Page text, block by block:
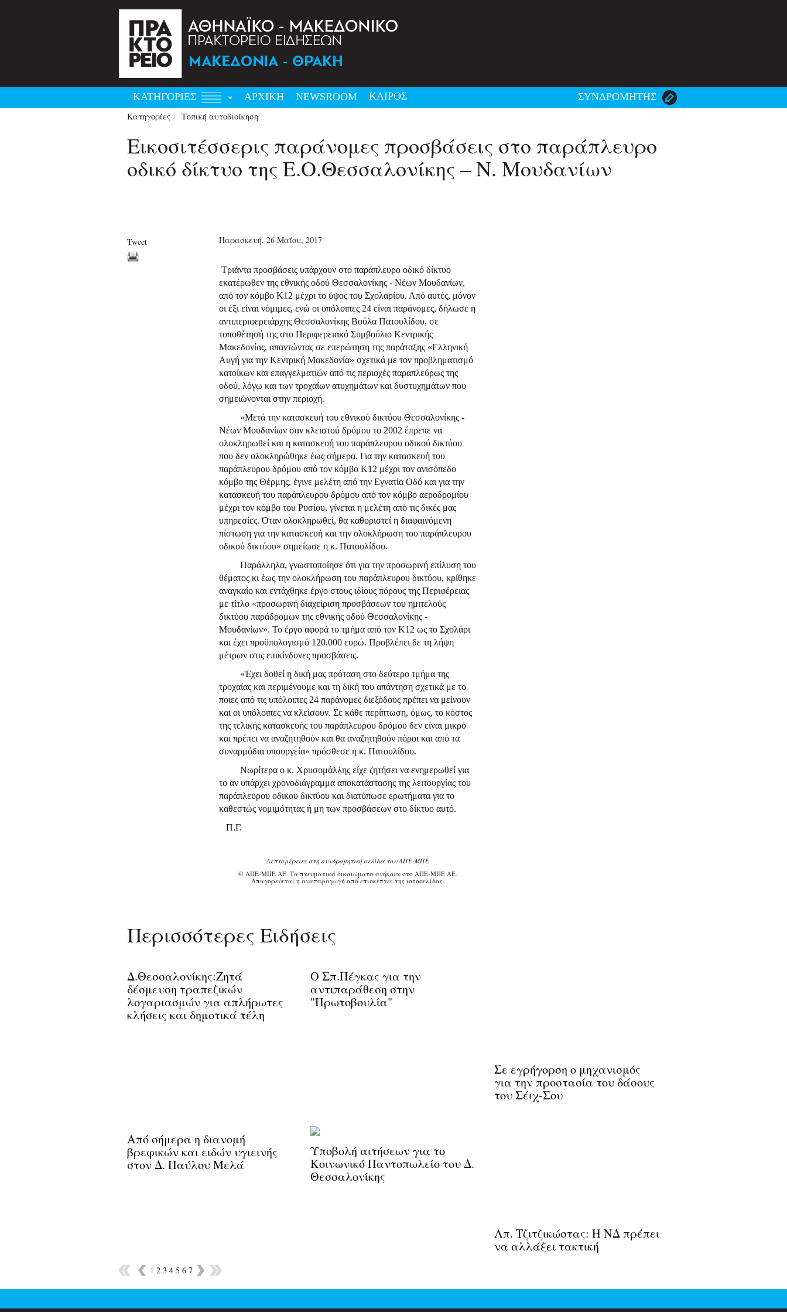
ΚΑΤΗΓΟΡΙΕΣ ΑΡΧΙΚΗ NEWSRΟΟΜ ΚΑΙΡΟΣ ΣΥΝΔΡΟΜΗΤΗΣ
Κατηγορίες Τοπική αυτοδιοίκηση
Εικοσιτέσσερις παράνομες προσβάσεις στο παράπλευρο
οδικό δίκτυο της Ε.Ο.Θεσσαλονίκης – Ν. Μουδανίων
Tweet Παρασκευή, 26 Μαΐου, 2017
Τριάντα προσβάσεις υπάρχουν στο παράπλευρο οδικό δίκτυο
εκατέρωθεν της εθνικής οδού Θεσσαλονίκης - Νέων Μουδανίων,
από τον κόμβο Κ12 μέχρι το ύψος του Σχολαρίου. Από αυτές, μόνον
οι έξι είναι νόμιμες, ενώ οι υπόλοιπες 24 είναι παράνομες, δήλωσε η
αντιπεριφερειάρχης Θεσσαλονίκης Βούλα Πατουλίδου, σε
τοποθέτησή της στο Περιφερειακό Συμβούλιο Κεντρικής
Μακεδονίας, απαντώντας σε επερώτηση της παράταξης «Ελληνική
Αυγή για την Κεντρική Μακεδονία» σχετικά με τον προβληματισμό
κατοίκων και επαγγελματιών από τις περιοχές παραπλεύρως της
οδού, λόγω και των τροχαίων ατυχημάτων και δυστυχημάτων που
σημειώνονται στην περιοχή.
«Mετά την κατασκευή του εθνικού δικτύου Θεσσαλονίκης -
Νέων Μουδανίων σαν κλειστού δρόμου το 2002 έπρεπε να
ολοκληρωθεί και η κατασκευή του παράπλευρου οδικού δικτύου
που δεν ολοκληρώθηκε έως σήμερα. Για την κατασκευή του
παράπλευρου δρόμου από τον κόμβο Κ12 μέχρι τον ανισόπεδο
κόμβο της Θέρμης, έγινε μελέτη από την Εγνατία Οδό και για την
κατασκευή του παράπλευρου δρόμου από τον κόμβο αεροδρομίου
μέχρι τον κόμβο του Ρυσίου, γίνεται η μελέτη από τις δικές μας
υπηρεσίες. Όταν ολοκληρωθεί, θα καθοριστεί η διαφαινόμενη
πίστωση για την κατασκευή και την ολοκλήρωση του παράπλευρου
οδικού δικτύου» σημείωσε η κ. Πατουλίδου.
Παράλληλα, γνωστοποίησε ότι για την προσωρινή επίλυση του
θέματος κι έως την ολοκλήρωση του παράπλευρου δικτύου, κρίθηκε
αναγκαίο και εντάχθηκε έργο στους ιδίους πόρους της Περιφέρειας
με τίτλο «προσωρινή διαχείριση προσβάσεων του ημιτελούς
δικτύου παράδρομων της εθνικής οδού Θεσσαλονίκης -
Μουδανίων». Το έργο αφορά το τμήμα από τον Κ12 ως το Σχολάρι
και έχει προϋπολογισμό 120.000 ευρώ. Προβλέπει δε τη λήψη
μέτρων στις επικίνδυνες προσβάσεις.
«Έχει δοθεί η δική μας πρόταση στο δεύτερο τμήμα της
τροχαίας και περιμένουμε και τη δική του απάντηση σχετικά με το
ποιες από τις υπόλοιπες 24 παράνομες διεξόδους πρέπει να μείνουν
και οι υπόλοιπες να κλείσουν. Σε κάθε περίπτωση, όμως, το κόστος
της τελικής κατασκευής του παράπλευρου δρόμου δεν είναι μικρό
και πρέπει να αναζητηθούν και θα αναζητηθούν πόροι και από τα
συναρμόδια υπουργεία» πρόσθεσε η κ. Πατουλίδου.
Νωρίτερα ο κ. Χρυσομάλλης είχε ζητήσει να ενημερωθεί για
το αν υπάρχει χρονοδιάγραμμα αποκατάστασης της λειτουργίας του
παράπλευρου οδικου δικτύου και διατύπωσε ερωτήματα για το
καθεστώς νομιμότητας ή μη των προσβάσεων στο δίκτυο αυτό.
Π.Γ.
Λεπτομέρειες στη συνδρομητική σελίδα του ΑΠΕ-ΜΠΕ
© ΑΠΕ-ΜΠΕ ΑΕ. Τα πνευματικά δικαιώματα ανήκουν στο ΑΠΕ-ΜΠΕ ΑΕ.
Απαγορεύεται η αναπαραγωγή από επισκέπτες της ιστοσελίδας.
Περισσότερες Ειδήσεις
Δ.Θεσσαλονίκης:Ζητά
δέσμευση τραπεζικών
λογαριασμών για απλήρωτες
κλήσεις και δημοτικά τέλη
Ο Σπ.Πέγκας για την
αντιπαράθεση στην
"Πρωτοβουλία"
Σε εγρήγορση ο μηχανισμός
για την προστασία του δάσους
του Σέιχ-Σου
Από σήμερα η διανομή
βρεφικών και ειδών υγιεινής
στον Δ. Παύλου Μελά
Υποβολή αιτήσεων για το
Κοινωνικό Παντοπωλείο του Δ.
Θεσσαλονίκης
Απ. Τζιτζικώστας: Η ΝΔ πρέπει
να αλλάξει τακτική
1 2 3 4 5 6 7